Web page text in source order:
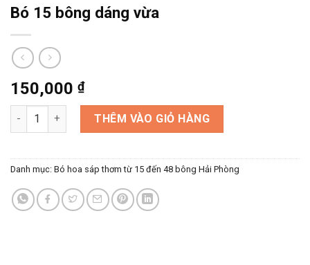
Bó 15 bông dáng vừa
150,000 ₫
Bó 15 bông dáng vừa số lượngTHÊM VÀO GIỎ HÀNG
Danh mục: Bó hoa sáp thơm từ 15 đến 48 bông Hải Phòng